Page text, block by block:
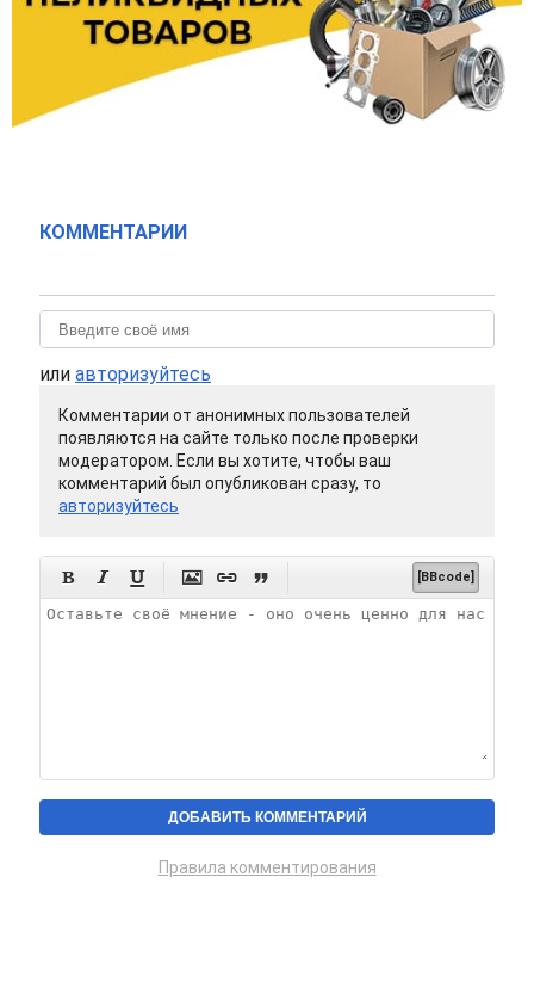
КОММЕНТАРИИ
или авторизуйтесь
Комментарии от анонимных пользователей
появляются на сайте только после проверки
модератором. Если вы хотите, чтобы ваш
комментарий был опубликован сразу, то
авторизуйтесь
      [BBcode]
Правила комментирования